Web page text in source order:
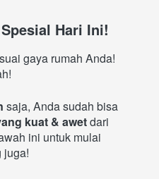
Hari Ini!
gaya rumah Anda!
saja, Anda sudah bisa
kuat & awet dari
ini untuk mulai
juga!